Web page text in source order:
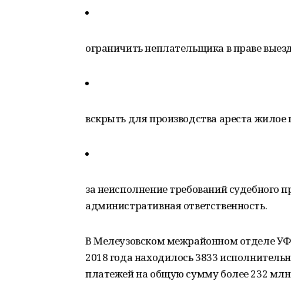
ограничить неплательщика в праве
вскрыть для производства ареста
за неисполнение требований судебного
административная ответственность.
В Мелеузовском межрайонном отделе
2018 года находилось 3833
платежей на общую сумму более 232